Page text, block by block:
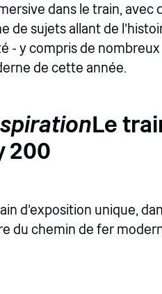
dans le train, avec
de sujets allant de
- y compris de nombreux
de cette année.
Le
200
d'exposition unique,
du chemin de fer